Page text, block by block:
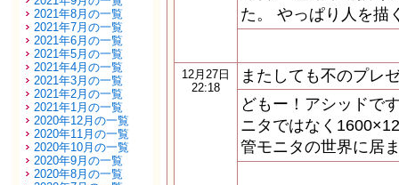
2021年8月の一覧
2021年7月の一覧
2021年6月の一覧
2021年5月の一覧
2021年4月の一覧
2021年3月の一覧
2021年2月の一覧
2021年1月の一覧
2020年12月の一覧
2020年11月の一覧
2020年10月の一覧
2020年9月の一覧
2020年8月の一覧
た。 やっぱり人を描
12月27日
22:18
またしても不のプレ
どもー！アシッドで
ニタではなく
管モニタの世界に居